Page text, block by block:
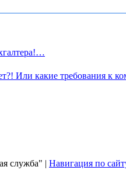
Или какие требования к
служба" | Навигация по